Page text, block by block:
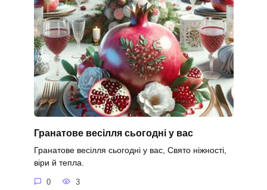
Гранатове весілля сьогодні у вас
Гранатове весілля сьогодні у вас, Свято ніжності,
віри й тепла.
0 3